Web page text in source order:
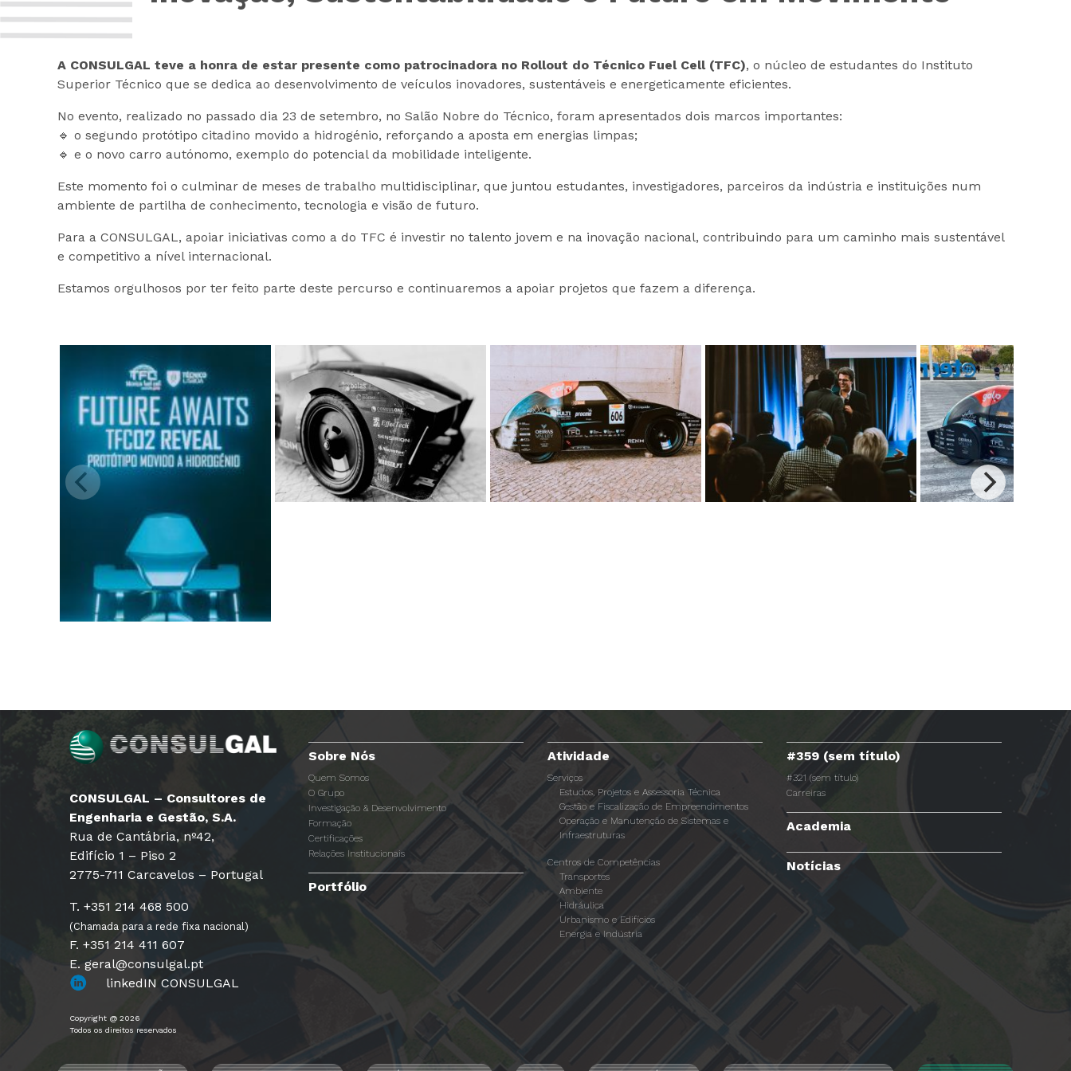
A CONSULGAL teve a honra de estar presente como patrocinadora no Rollout do Técnico Fuel Cell (TFC), o núcleo de estudantes do Instituto
Superior Técnico que se dedica ao desenvolvimento de veículos inovadores, sustentáveis e energeticamente eficientes.
No evento, realizado no passado dia 23 de setembro, no Salão Nobre do Técnico, foram apresentados dois marcos importantes:
🔹 o segundo protótipo citadino movido a hidrogénio, reforçando a aposta em energias limpas;
🔹 e o novo carro autónomo, exemplo do potencial da mobilidade inteligente.
Este momento foi o culminar de meses de trabalho multidisciplinar, que juntou estudantes, investigadores, parceiros da indústria e instituições num
ambiente de partilha de conhecimento, tecnologia e visão de futuro.
Para a CONSULGAL, apoiar iniciativas como a do TFC é investir no talento jovem e na inovação nacional, contribuindo para um caminho mais sustentável
e competitivo a nível internacional.
Estamos orgulhosos por ter feito parte deste percurso e continuaremos a apoiar projetos que fazem a diferença.
CONSULGAL – Consultores de
Engenharia e Gestão, S.A.
Rua de Cantábria, nº42,
Edifício 1 – Piso 2
2775-711 Carcavelos – Portugal
T. +351 214 468 500
(Chamada para a rede fixa nacional)
F. +351 214 411 607
E. geral@consulgal.pt
linkedIN CONSULGAL
Copyright @ 2026
Todos os direitos reservados
Sobre Nós
Quem Somos
O Grupo
Investigação & Desenvolvimento
Formação
Certificações
Relações Institucionais
Portfólio
Atividade
Serviços
Estudos, Projetos e Assessoria Técnica
Gestão e Fiscalização de Empreendimentos
Operação e Manutenção de Sistemas e
Infraestruturas
Centros de Competências
Transportes
Ambiente
Hidráulica
Urbanismo e Edifícios
Energia e Indústria
#359 (sem título)
#321 (sem título)
Carreiras
Academia
Notícias